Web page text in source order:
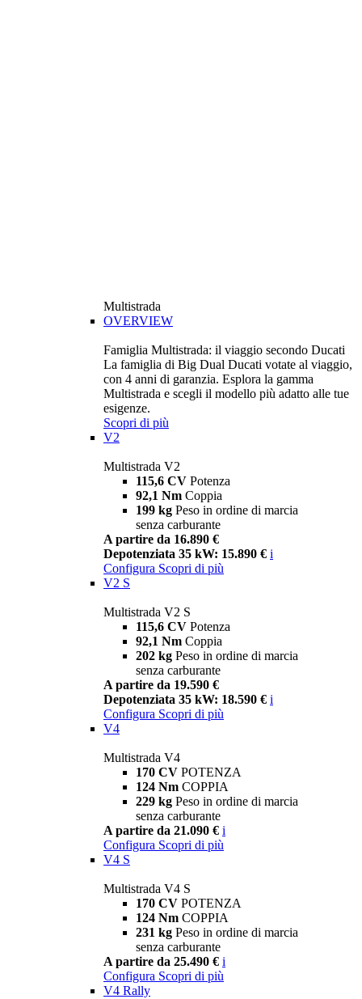
Multistrada
OVERVIEW
Famiglia Multistrada: il viaggio secondo Ducati
La famiglia di Big Dual Ducati votate al viaggio,
con 4 anni di garanzia. Esplora la gamma
Multistrada e scegli il modello più adatto alle tue
esigenze.
Scopri di più
V2
Multistrada V2
115,6 CV Potenza
92,1 Nm Coppia
199 kg Peso in ordine di marcia
senza carburante
A partire da 16.890 €
Depotenziata 35 kW: 15.890 € i
Configura Scopri di più
V2 S
Multistrada V2 S
115,6 CV Potenza
92,1 Nm Coppia
202 kg Peso in ordine di marcia
senza carburante
A partire da 19.590 €
Depotenziata 35 kW: 18.590 € i
Configura Scopri di più
V4
Multistrada V4
170 CV POTENZA
124 Nm COPPIA
229 kg Peso in ordine di marcia
senza carburante
A partire da 21.090 € i
Configura Scopri di più
V4 S
Multistrada V4 S
170 CV POTENZA
124 Nm COPPIA
231 kg Peso in ordine di marcia
senza carburante
A partire da 25.490 € i
Configura Scopri di più
V4 Rally